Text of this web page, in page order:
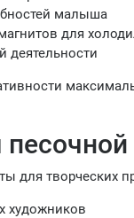
малыша
для
деятельности
для творческих
художников